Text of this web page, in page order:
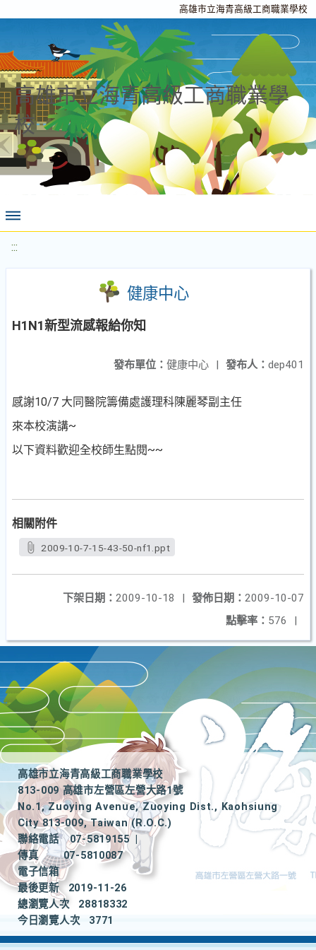
高雄市立海青高級工商職業學校
高雄市立海青高級工商職業學
校
:::
健康中心
H1N1新型流感報給你知
發布人： dep401
發布單位： 健康中心 |
感謝10/7 大同醫院籌備處護理科陳麗琴副主任
來本校演講~
以下資料歡迎全校師生點閱~~
相關附件
2009-10-7-15-43-50-nf1.ppt
發佈日期： 2009-10-07
下架日期： 2009-10-18
|
點擊率： 576 |
高雄市立海青高級工商職業學校
813-009 高雄市左營區左營大路1號
No.1, Zuoying Avenue, Zuoying Dist., Kaohsiung
City 813-009, Taiwan (R.O.C.)
聯絡電話
07-5819155
|
傳真
07-5810087
電子信箱
最後更新
2019-11-26
總瀏覽人次
28818332
今日瀏覽人次
3771